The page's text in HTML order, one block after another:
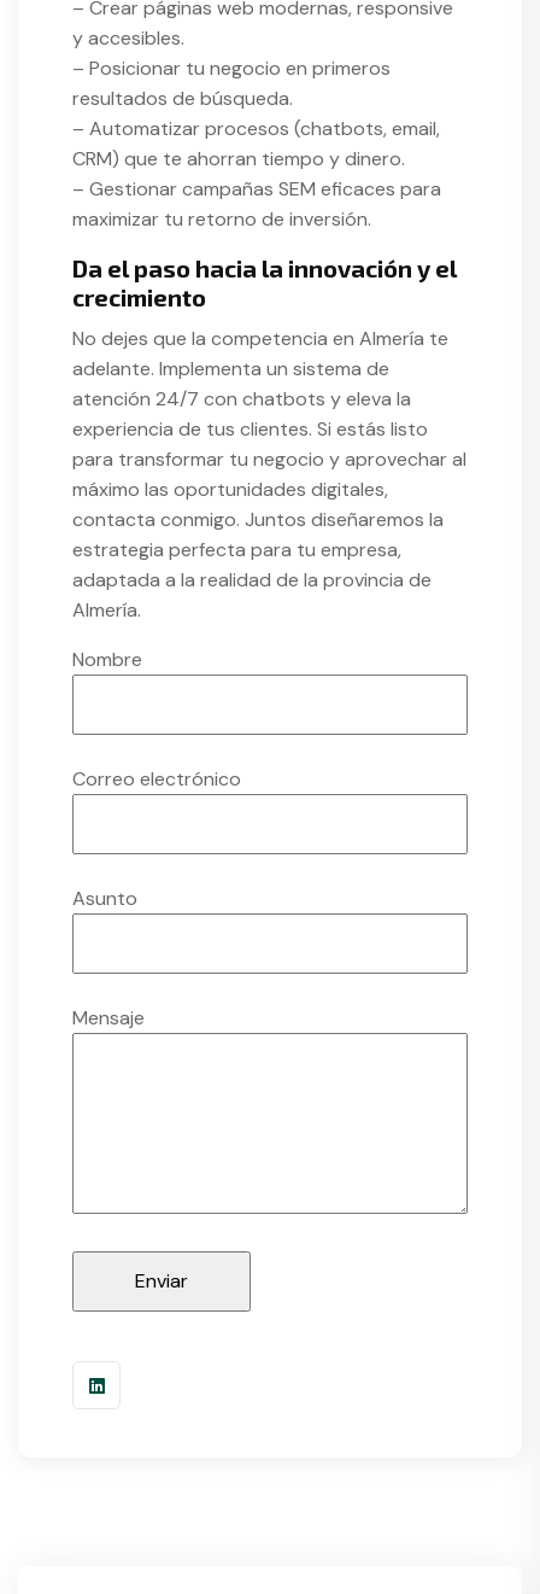
– Crear páginas web modernas, responsive
y accesibles.
– Posicionar tu negocio en primeros
resultados de búsqueda.
– Automatizar procesos (chatbots, email,
CRM) que te ahorran tiempo y dinero.
– Gestionar campañas SEM eficaces para
maximizar tu retorno de inversión.
Da el paso hacia la innovación y el
crecimiento
No dejes que la competencia en Almería te
adelante. Implementa un sistema de
atención 24/7 con chatbots y eleva la
experiencia de tus clientes. Si estás listo
para transformar tu negocio y aprovechar al
máximo las oportunidades digitales,
contacta conmigo. Juntos diseñaremos la
estrategia perfecta para tu empresa,
adaptada a la realidad de la provincia de
Almería.
Nombre
Correo electrónico
Asunto
Mensaje